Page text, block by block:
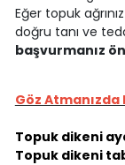
Eğer topuk
doğru tanı ve
başvurmanız
Göz Atmanızda
Topuk dikeni
Topuk dikeni